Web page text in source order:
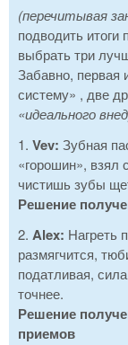
(перечитывая
подводить
выбрать три
Забавно, первая
систему» , две
«идеального
1. Vev: Зубная
«горошин», взял
чистишь зубы
Решение
2. Alex: Нагреть
размягчится,
податливая,
точнее.
Решение
приемов